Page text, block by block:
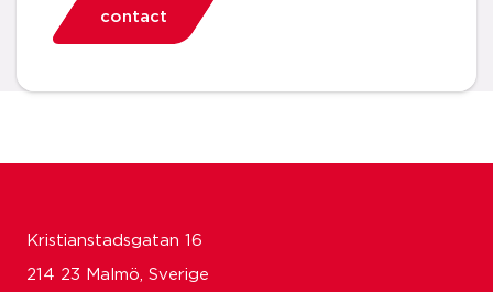
contact
Kristianstadsgatan 16
214 23 Malmö, Sverige